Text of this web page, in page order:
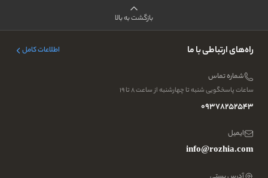
بازگشت به بالا
راه‌های ارتباطی با ما اطلاعات کامل
شماره تماس
ساعات پاسخگویی شنبه تا چهارشنبه از ساعت ۸ تا ۱۹
09378252543
ایمیل
info@rozhia.com